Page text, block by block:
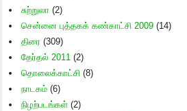
சுற்றுலா (2)
சென்னை புத்தகக் கண்காட்சி 2009(14)
திரை (309)
தேர்தல் 2011(2)
தொலைக்காட்சி(8)
நாடகம்(6)
நிழற்படங்கள்(2)